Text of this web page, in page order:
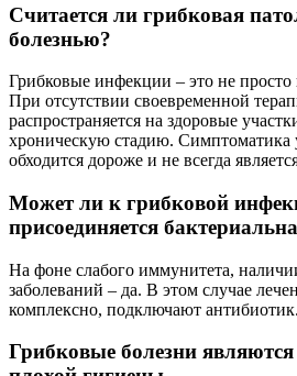
Считается ли грибковая
болезнью?
Грибковые инфекции – это не просто
При отсутствии своевременной
распространяется на здоровые
хроническую стадию. Симптоматика
обходится дороже и не всегда
Может ли к грибковой
присоединяется
На фоне слабого иммунитета,
заболеваний – да. В этом случае
комплексно, подключают антибиотик.
Грибковые болезни являются